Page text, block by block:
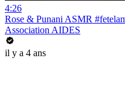
4:26
Rose & Punani ASMR
Association AIDES
il y a 4 ans